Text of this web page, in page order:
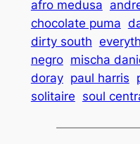
afro medusa
chocolate puma
dirty south
negro mischa
doray paul harris
solitaire soul